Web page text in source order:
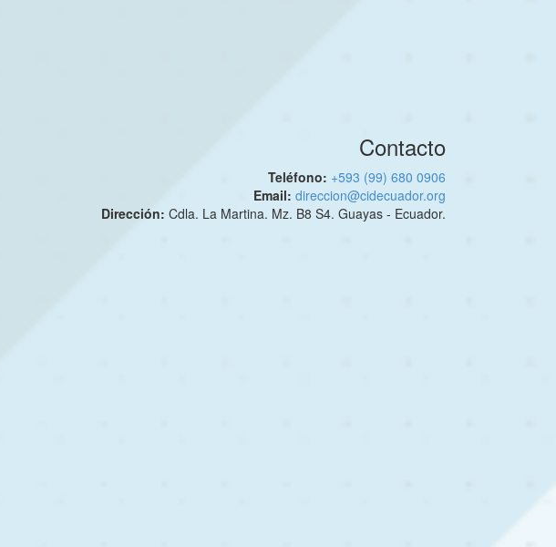
Contacto
Teléfono: +593 (99) 680 0906
Email: direccion@cidecuador.org
Dirección: Cdla. La Martina. Mz. B8 S4. Guayas - Ecuador.